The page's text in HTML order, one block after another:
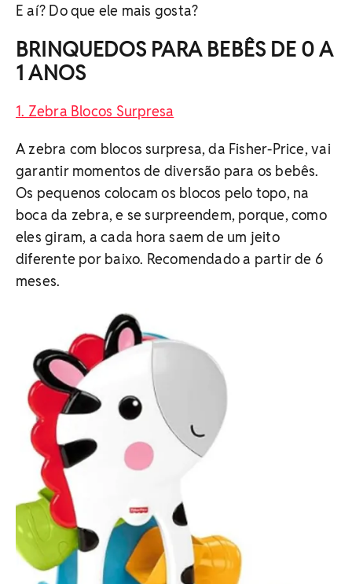
E aí? Do que ele mais gosta?
BRINQUEDOS PARA BEBÊS DE 0 A
1 ANOS
1. Zebra Blocos Surpresa
A zebra com blocos surpresa, da Fisher-Price, vai
garantir momentos de diversão para os bebês.
Os pequenos colocam os blocos pelo topo, na
boca da zebra, e se surpreendem, porque, como
eles giram, a cada hora saem de um jeito
diferente por baixo. Recomendado a partir de 6
meses.